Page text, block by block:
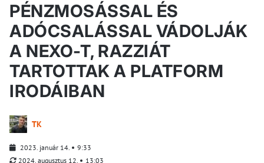
PÉNZMOSÁSSAL ÉS
ADÓCSALÁSSAL VÁDOLJÁK
A NEXO-T, RAZZIÁT
TARTOTTAK A PLATFORM
IRODÁIBAN
TK
2023. január 14.
9:33
2024. augusztus 12.
13:03